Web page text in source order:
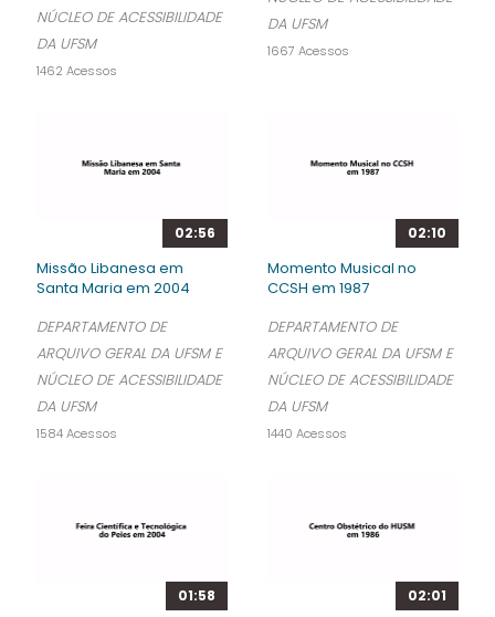
NÚCLEO DE ACESSIBILIDADE
DA UFSM
1462 Acessos
DA UFSM
1667 Acessos
02:56
Missão Libanesa em
Santa Maria em 2004
DEPARTAMENTO DE
ARQUIVO GERAL DA UFSM E
NÚCLEO DE ACESSIBILIDADE
DA UFSM
1584 Acessos
02:10
Momento Musical no
CCSH em 1987
DEPARTAMENTO DE
ARQUIVO GERAL DA UFSM E
NÚCLEO DE ACESSIBILIDADE
DA UFSM
1440 Acessos
01:58 02:01